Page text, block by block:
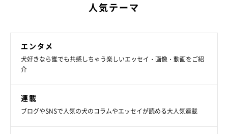
シャッター音が鳴るとキメ顔をするぷぅすけくん（1才頃）
人気テーマ
エンタメ
犬好きなら誰でも共感しちゃう楽しいエッセイ・画像・動画をご紹
介
連載
ブログやSNSで人気の犬のコラムやエッセイが読める大人気連載